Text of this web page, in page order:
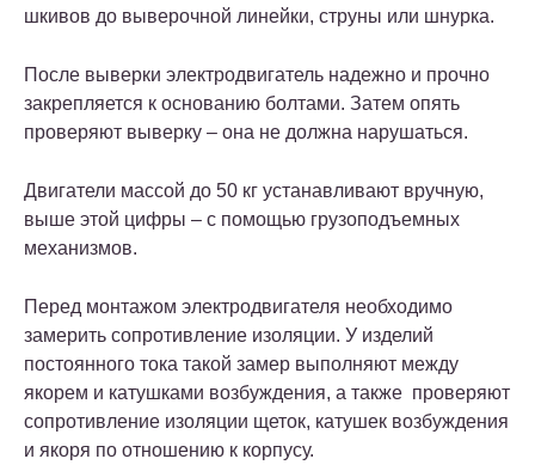
шкивов до выверочной линейки, струны или шнурка.
После выверки электродвигатель надежно и прочно
закрепляется к основанию болтами. Затем опять
проверяют выверку – она не должна нарушаться.
Двигатели массой до 50 кг устанавливают вручную,
выше этой цифры – с помощью грузоподъемных
механизмов.
Перед монтажом электродвигателя необходимо
замерить сопротивление изоляции. У изделий
постоянного тока такой замер выполняют между
якорем и катушками возбуждения, а также проверяют
сопротивление изоляции щеток, катушек возбуждения
и якоря по отношению к корпусу.